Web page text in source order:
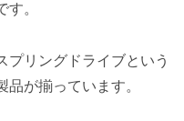
。
プリングドライブという
が揃っています。